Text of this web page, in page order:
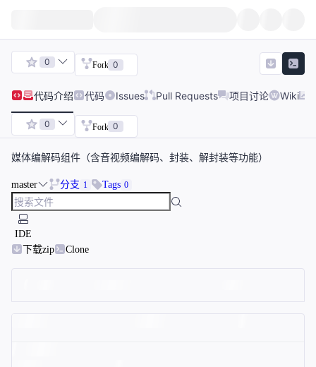
0 Fork 0
代码介绍 代码 Issues Pull Requests 项目讨论 Wiki
0 Fork 0
媒体编解码组件（含音视频编解码、封装、解封装等功能）
master 分支 1 Tags 0
IDE
下载zip
Clone